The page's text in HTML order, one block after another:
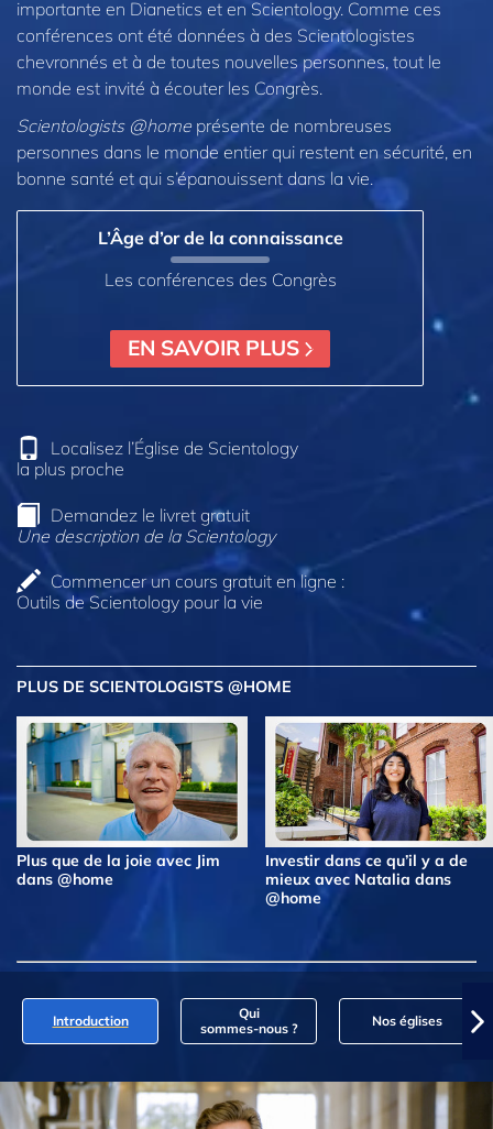
importante en Dianetics et en Scientology. Comme ces
conférences ont été données à des Scientologistes
chevronnés et à de toutes nouvelles personnes, tout le
monde est invité à écouter les Congrès.
Scientologists @home présente de nombreuses
personnes dans le monde entier qui restent en sécurité, en
bonne santé et qui s’épanouissent dans la vie.
L’Âge d’or de la connaissance
Les conférences des Congrès
EN SAVOIR PLUS
Localisez l’Église de Scientology
la plus proche
Demandez le livret gratuit
Une description de la Scientology
Commencer un cours gratuit en ligne :
Outils de Scientology pour la vie
PLUS DE SCIENTOLOGISTS @HOME
Plus que de la joie avec Jim
dans @home
Investir dans ce qu’il y a de
mieux avec Natalia dans
@home
Introduction
Qui
sommes‑nous ?
Nos églises